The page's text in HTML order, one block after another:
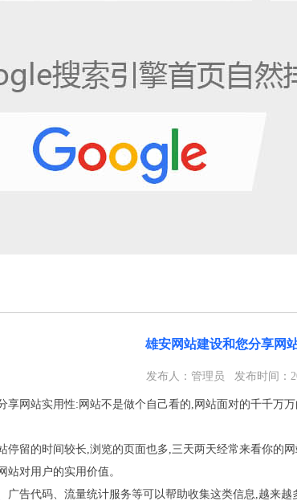
雄安网站建设和您分享网
发布人：管理员 发布时间：
享网站实用性:网站不是做个自己看的,网站面对的千千万
留的时间较长,浏览的页面也多,三天两天经常来看你的
站对用户的实用价值。
告代码、流量统计服务等可以帮助收集这类信息,越来越